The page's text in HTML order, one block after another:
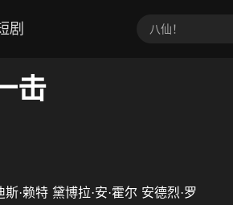
剧
击
斯·赖特 黛博拉·安·霍尔 安德烈·罗